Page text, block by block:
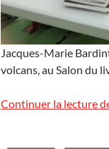
Jacques-Marie
volcans, au Salon du
Continuer la lecture